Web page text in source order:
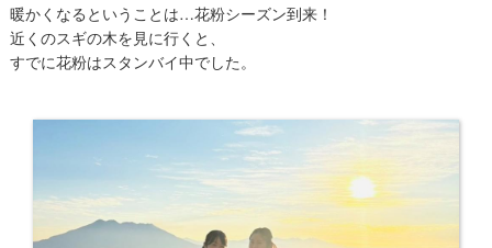
暖かくなるということは…花粉シーズン到来！
近くのスギの木を見に行くと、
すでに花粉はスタンバイ中でした。